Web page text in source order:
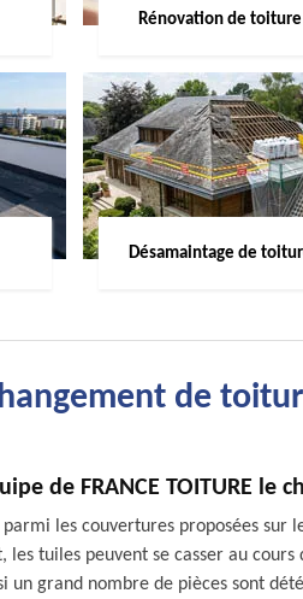
Rénovation de
Désamaintage de
de
de FRANCE TOITURE le
les couvertures proposées
tuiles peuvent se casser au
un grand nombre de pièces sont